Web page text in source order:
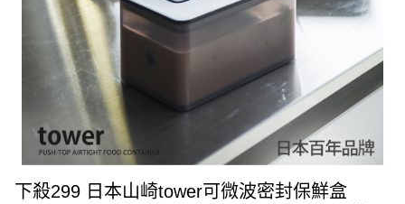
下殺299 日本山崎tower可微波密封保鮮盒